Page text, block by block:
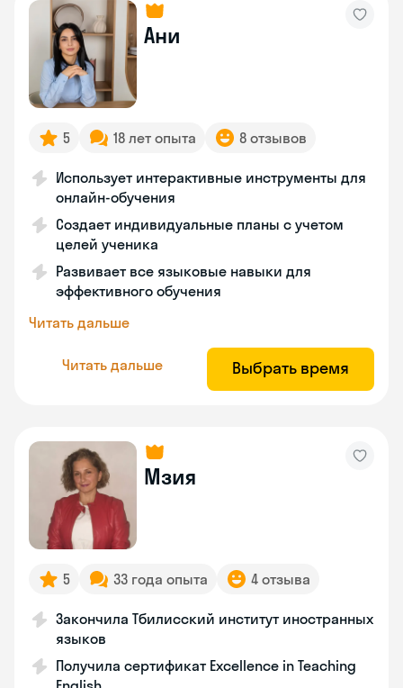
Ани
5 18 лет опыта 8 отзывов
Использует интерактивные инструменты для
онлайн-обучения
Создает индивидуальные планы с учетом
целей ученика
Развивает все языковые навыки для
эффективного обучения
Читать дальше
Читать дальше Выбрать время
Мзия
5 33 года опыта 4 отзыва
Закончила Тбилисский институт иностранных
языков
Получила сертификат Excellence in Teaching